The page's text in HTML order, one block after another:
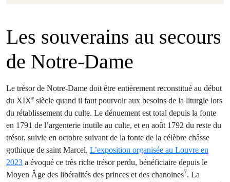
Les souverains au secours
de Notre-Dame
Le trésor de Notre-Dame doit être entièrement reconstitué au début
du XIXe siècle quand il faut pourvoir aux besoins de la liturgie lors
du rétablissement du culte. Le dénuement est total depuis la fonte
en 1791 de l’argenterie inutile au culte, et en août 1792 du reste du
trésor, suivie en octobre suivant de la fonte de la célèbre châsse
gothique de saint Marcel. L’exposition organisée au Louvre en
2023 a évoqué ce très riche trésor perdu, bénéficiaire depuis le
Moyen Âge des libéralités des princes et des chanoines7. La